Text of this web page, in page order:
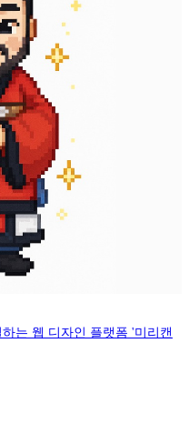
는 웹 디자인 플랫폼 '미리캔